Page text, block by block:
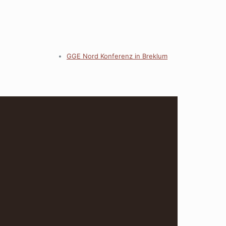
GGE Nord Konferenz in Breklum